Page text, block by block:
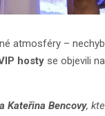
atmosféry –
hosty se objevili
Kateřina Bencovy,